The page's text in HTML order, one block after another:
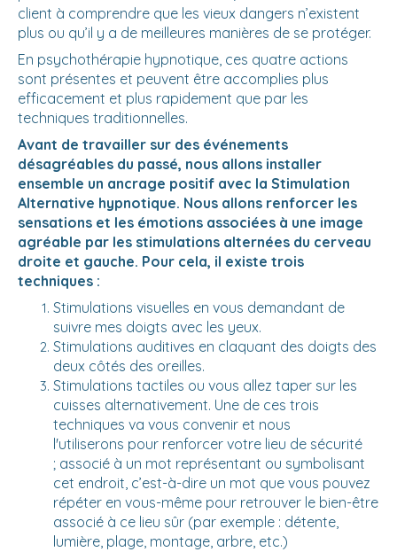
client à comprendre que les vieux dangers n’existent
plus ou qu’il y a de meilleures manières de se protéger.
En psychothérapie hypnotique, ces quatre actions
sont présentes et peuvent être accomplies plus
efficacement et plus rapidement que par les
techniques traditionnelles.
Avant de travailler sur des événements
désagréables du passé, nous allons installer
ensemble un ancrage positif avec la Stimulation
Alternative hypnotique. Nous allons renforcer les
sensations et les émotions associées à une image
agréable par les stimulations alternées du cerveau
droite et gauche. Pour cela, il existe trois
techniques :
Stimulations visuelles en vous demandant de
suivre mes doigts avec les yeux.
Stimulations auditives en claquant des doigts des
deux côtés des oreilles.
Stimulations tactiles ou vous allez taper sur les
cuisses alternativement. Une de ces trois
techniques va vous convenir et nous
l'utiliserons pour renforcer votre lieu de sécurité
; associé à un mot représentant ou symbolisant
cet endroit, c’est-à-dire un mot que vous pouvez
répéter en vous-même pour retrouver le bien-être
associé à ce lieu sûr (par exemple : détente,
lumière, plage, montage, arbre, etc.)